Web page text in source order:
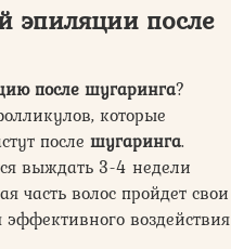
эпиляции после
после шугаринга?
которые
после шугаринга.
выждать 3-4 недели
часть волос пройдет свои
воздействия